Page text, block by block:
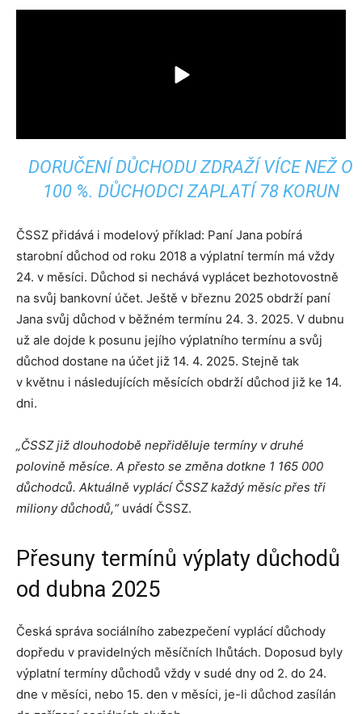
DORUČENÍ DŮCHODU ZDRAŽÍ VÍCE NEŽ O
100 %. DŮCHODCI ZAPLATÍ 78 KORUN
ČSSZ přidává i modelový příklad: Paní Jana pobírá
starobní důchod od roku 2018 a výplatní termín má vždy
24. v měsíci. Důchod si nechává vyplácet bezhotovostně
na svůj bankovní účet. Ještě v březnu 2025 obdrží paní
Jana svůj důchod v běžném termínu 24. 3. 2025. V dubnu
už ale dojde k posunu jejího výplatního termínu a svůj
důchod dostane na účet již 14. 4. 2025. Stejně tak
v květnu i následujících měsících obdrží důchod již ke 14.
dni.
„ČSSZ již dlouhodobě nepřiděluje termíny v druhé
polovině měsíce. A přesto se změna dotkne 1 165 000
důchodců. Aktuálně vyplácí ČSSZ každý měsíc přes tři
miliony důchodů,“uvádí ČSSZ.
Přesuny termínů výplaty důchodů
od dubna 2025
Česká správa sociálního zabezpečení vyplácí důchody
dopředu v pravidelných měsíčních lhůtách. Doposud byly
výplatní termíny důchodů vždy v sudé dny od 2. do 24.
dne v měsíci, nebo 15. den v měsíci, je-li důchod zasílán